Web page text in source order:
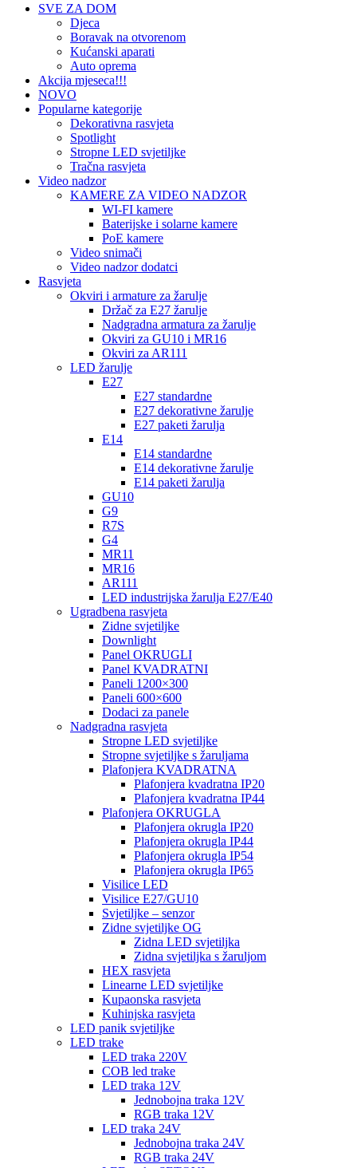
SVE ZA DOM
Djeca
Boravak na otvorenom
Kućanski aparati
Auto oprema
Akcija mjeseca!!!
NOVO
Popularne kategorije
Dekorativna rasvjeta
Spotlight
Stropne LED svjetiljke
Tračna rasvjeta
Video nadzor
KAMERE ZA VIDEO NADZOR
WI-FI kamere
Baterijske i solarne kamere
PoE kamere
Video snimači
Video nadzor dodatci
Rasvjeta
Okviri i armature za žarulje
Držač za E27 žarulje
Nadgradna armatura za žarulje
Okviri za GU10 i MR16
Okviri za AR111
LED žarulje
E27
E27 standardne
E27 dekorativne žarulje
E27 paketi žarulja
E14
E14 standardne
E14 dekorativne žarulje
E14 paketi žarulja
GU10
G9
R7S
G4
MR11
MR16
AR111
LED industrijska žarulja E27/E40
Ugradbena rasvjeta
Zidne svjetiljke
Downlight
Panel OKRUGLI
Panel KVADRATNI
Paneli 1200×300
Paneli 600×600
Dodaci za panele
Nadgradna rasvjeta
Stropne LED svjetiljke
Stropne svjetiljke s žaruljama
Plafonjera KVADRATNA
Plafonjera kvadratna IP20
Plafonjera kvadratna IP44
Plafonjera OKRUGLA
Plafonjera okrugla IP20
Plafonjera okrugla IP44
Plafonjera okrugla IP54
Plafonjera okrugla IP65
Visilice LED
Visilice E27/GU10
Svjetiljke – senzor
Zidne svjetiljke OG
Zidna LED svjetiljka
Zidna svjetiljka s žaruljom
HEX rasvjeta
Linearne LED svjetiljke
Kupaonska rasvjeta
Kuhinjska rasvjeta
LED panik svjetiljke
LED trake
LED traka 220V
COB led trake
LED traka 12V
Jednobojna traka 12V
RGB traka 12V
LED traka 24V
Jednobojna traka 24V
RGB traka 24V